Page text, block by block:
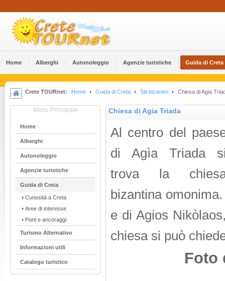
Home Alberghi Αutonoleggio Agenzie turistiche Guida di Creta
Crete TOURnet: Home Guida di Creta Siti bizantini Chiesa di Agia
Menu Principale
Home
Alberghi
Αutonoleggio
Agenzie turistiche
Guida di Creta
Curiosità a Creta
Aree di interesse
Porti e ancoraggi
Turismo Alternativo
Informazioni utili
Catalogo turistico
Chiesa di Agia Triada
Al centro del
di Agìa Triada
trova la
bizantina
e di Agios
chiesa si può
Foto